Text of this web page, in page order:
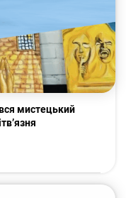
мистецький